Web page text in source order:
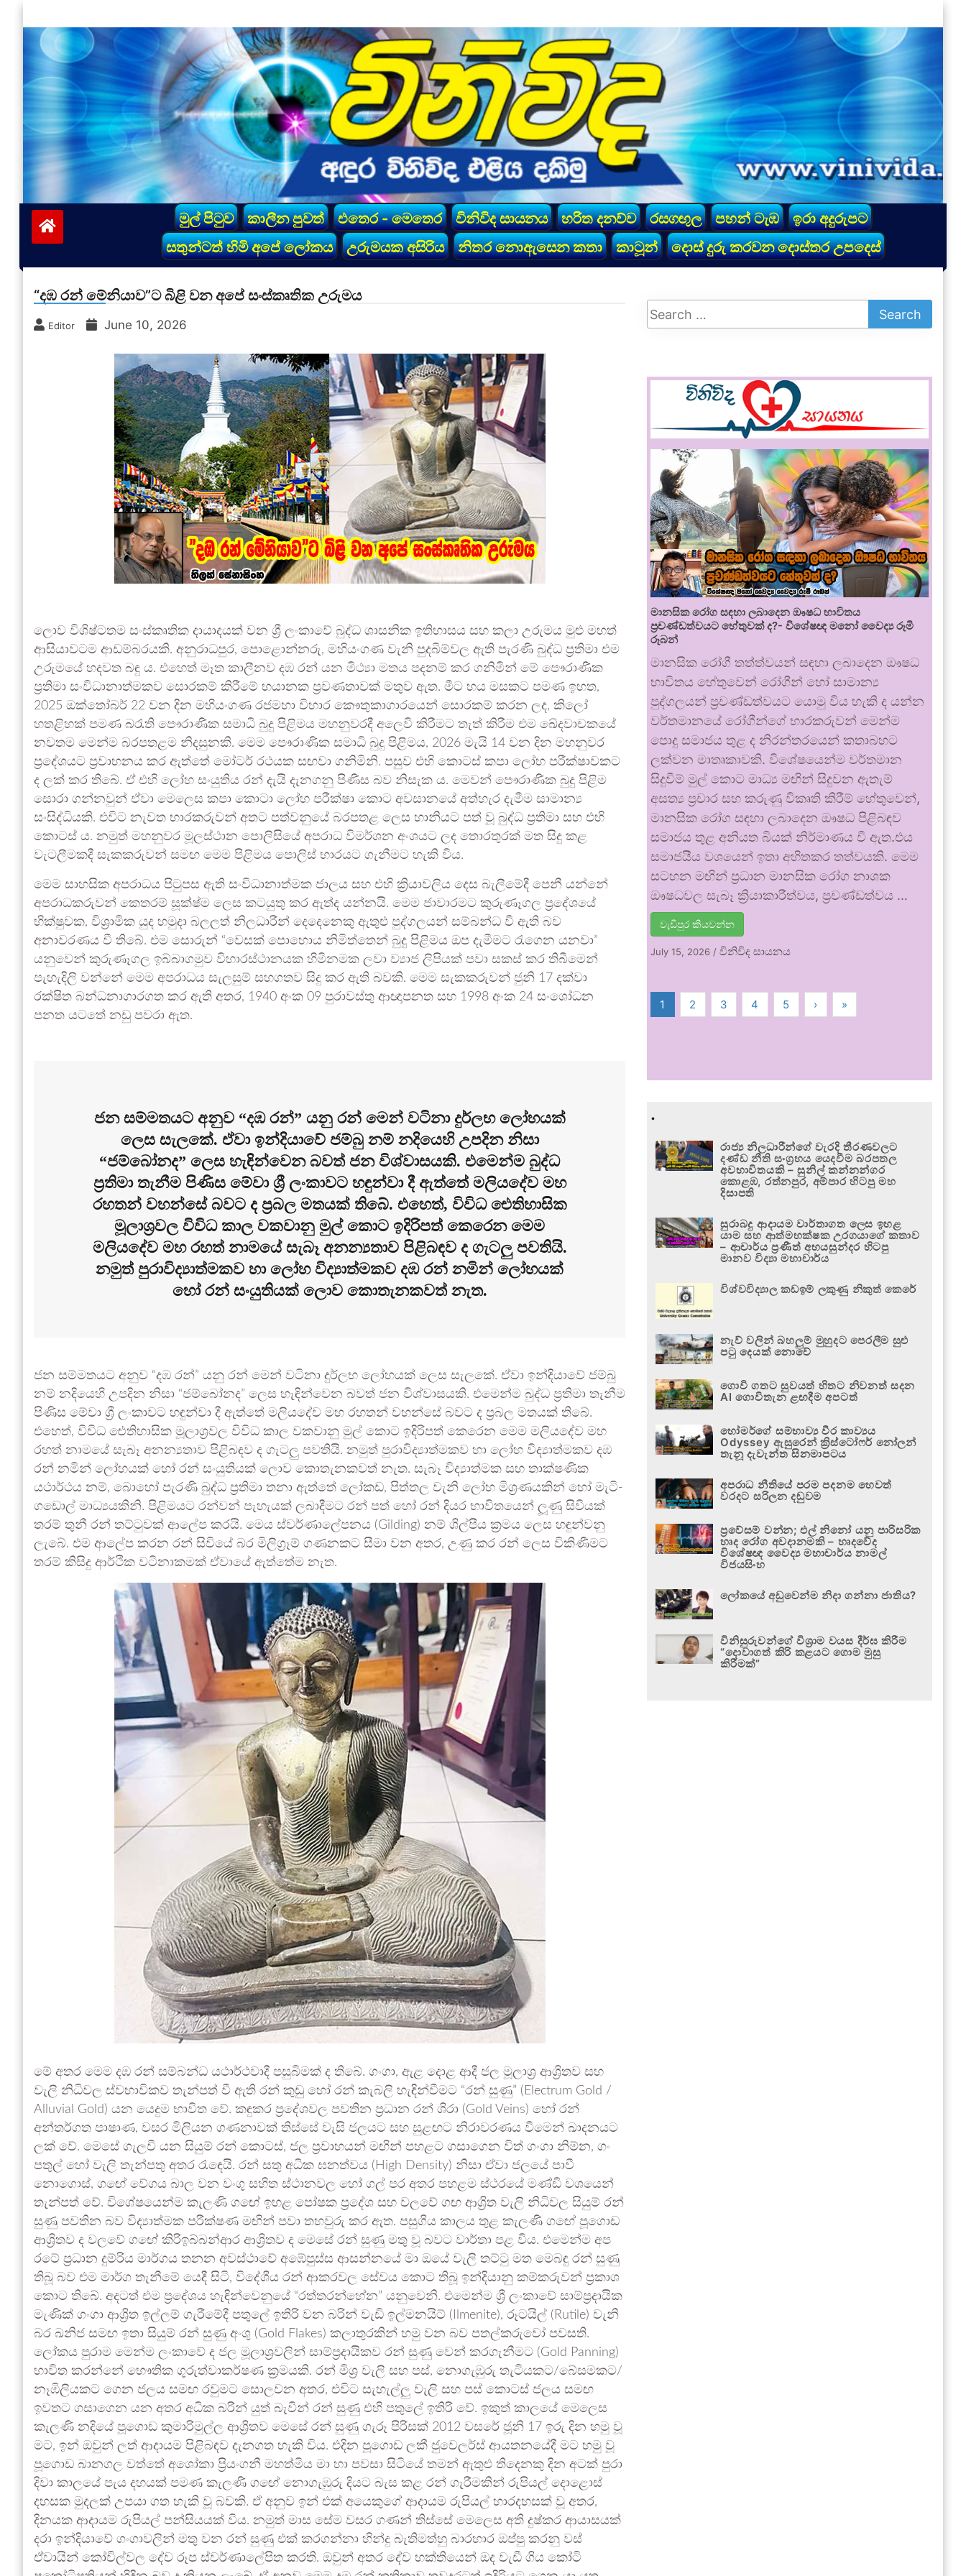
to
content
vinivida.lk
මුල් පිටුව කාලීන පුවත් එතෙර - මෙතෙර විනිවිද සායනය හරිත දනව්ව රසගඟුල පහන් ටැඹ
ඉරා අදුරුපට
සතුන්ටත් හිමි අපේ ලෝකය
උරුමයක අසිරිය නිතර නොඇසෙන කතා කාටූන් දොස් දුරු කරවන දොස්තර උපදෙස්
“දඹ රන් මේනියාව”ට බිළි වන අපේ සංස්කෘතික උරුමය
Editor June 10, 2026
ලොව විශිෂ්ටතම සංස්කෘතික දායාදයක් වන ශ්‍රී ලංකාවේ බුද්ධ ශාසනික ඉතිහාසය සහ කලා උරුමය මුළු මහත්
ආසියාවටම ආඩම්බරයකි. අනුරාධපුර, පොළොන්නරු, මහියංගණ වැනි පුදබිම්වල ඇති පැරණි බුද්ධ ප්‍රතිමා එම
උරුමයේ හදවත බඳු ය. එහෙත් මෑත කාලීනව දඹ රන් යන මිථ්‍යා මතය පදනම් කර ගනිමින් මේ පෞරාණික
ප්‍රතිමා සංවිධානාත්මකව සොරකම් කිරීමේ භයානක ප්‍රවණතාවක් මතුව ඇත. මීට හය මසකට පමණ ඉහත,
2025 ඔක්තෝබර් 22 වන දින මහියංගණ රජමහා විහාර කෞතුකාගාරයෙන් සොරකම් කරන ලද, කිලෝ
හතළිහක් පමණ බරැති පෞරාණික සමාධි බුදු පිළිමය මහනුවරදී අලෙවි කිරීමට තැත් කිරීම එම ඛේදවාචකයේ
නවතම මෙන්ම බරපතළම නිදසුනකි. මෙම පෞරාණික සමාධි බුදු පිළිමය, 2026 මැයි 14 වන දින මහනුවර
ප්‍රදේශයට ප්‍රවාහනය කර ඇත්තේ මෝටර් රථයක සඟවා ගනිමිනි. පසුව එහි කොටස් කපා ලෝහ පරීක්ෂාවකට
ද ලක් කර තිබේ. ඒ එහි ලෝහ සංයුතිය රන් දැයි දැනගනු පිණිස බව නිසැක ය. මෙවන් පෞරාණික බුදු පිළිම
සොරා ගන්නවුන් ඒවා මෙලෙස කපා කොටා ලෝහ පරීක්ෂා කොට අවසානයේ අත්හැර දැමීම සාමාන්‍ය
සංසිද්ධියකි. එවිට නැවත භාරකරුවන් අතට පත්වනුයේ බරපතළ ලෙස හානියට පත් වූ බුද්ධ ප්‍රතිමා සහ එහි
කොටස් ය. නමුත් මහනුවර මූලස්ථාන පොලිසියේ අපරාධ විමර්ශන අංශයට ලද තොරතුරක් මත සිදු කළ
වැටලීමකදී සැකකරුවන් සමඟ මෙම පිළිමය පොලිස් භාරයට ගැනීමට හැකි විය.
මෙම සාහසික අපරාධය පිටුපස ඇති සංවිධානාත්මක ජාලය සහ එහි ක්‍රියාවලිය දෙස බැලීමේදී පෙනී යන්නේ
අපරාධකරුවන් කෙතරම් සූක්ෂ්ම ලෙස කටයුතු කර ඇත්ද යන්නයි. මෙම ජාවාරමට කුරුණෑගල ප්‍රදේශයේ
භික්ෂුවක, විශ්‍රාමික යුද හමුදා බලලත් නිලධාරීන් දෙදෙනෙකු ඇතුළු පුද්ගලයන් සම්බන්ධ වී ඇති බව
අනාවරණය වී තිබේ. එම සොරුන් “වෙසක් පොහොය නිමිත්තෙන් බුදු පිළිමය ඔප දැමීමට රැගෙන යනවා”
යනුවෙන් කුරුණෑගල ඉබ්බාගමුව විහාරස්ථානයක හිමිනමක ලවා ව්‍යාජ ලිපියක් පවා සකස් කර තිබීමෙන්
පැහැදිලි වන්නේ මෙම අපරාධය සැලසුම් සහගතව සිදු කර ඇති බවකි. මෙම සැකකරුවන් ජුනි 17 දක්වා
රක්ෂිත බන්ධනාගාරගත කර ඇති අතර, 1940 අංක 09 පුරාවස්තු ආඥාපනත සහ 1998 අංක 24 සංශෝධන
පනත යටතේ නඩු පවරා ඇත.
ජන සම්මතයට අනුව “දඹ රන්” යනු රන් මෙන් වටිනා දුර්ලභ ලෝහයක්
ලෙස සැලකේ. ඒවා ඉන්දියාවේ ජම්බු නම් නදියෙහි උපදින නිසා
“ජම්බෝනද” ලෙස හැඳින්වෙන බවත් ජන විශ්වාසයකි. එමෙන්ම බුද්ධ
ප්‍රතිමා තැනීම පිණිස මේවා ශ්‍රී ලංකාවට හඳුන්වා දී ඇත්තේ මලියදේව මහ
රහතන් වහන්සේ බවට ද ප්‍රබල මතයක් තිබේ. එහෙත්, විවිධ ඓතිහාසික
මූලාශ්‍රවල විවිධ කාල වකවානු මුල් කොට ඉදිරිපත් කෙරෙන මෙම
මලියදේව මහ රහත් නාමයේ සැබෑ අනන්‍යතාව පිළිබඳව ද ගැටලු පවතියි.
නමුත් පුරාවිද්‍යාත්මකව හා ලෝහ විද්‍යාත්මකව දඹ රන් නමින් ලෝහයක්
හෝ රන් සංයුතියක් ලොව කොතැනකවත් නැත.
ජන සම්මතයට අනුව “දඹ රන්” යනු රන් මෙන් වටිනා දුර්ලභ ලෝහයක් ලෙස සැලකේ. ඒවා ඉන්දියාවේ ජම්බු
නම් නදියෙහි උපදින නිසා “ජම්බෝනද” ලෙස හැඳින්වෙන බවත් ජන විශ්වාසයකි. එමෙන්ම බුද්ධ ප්‍රතිමා තැනීම
පිණිස මේවා ශ්‍රී ලංකාවට හඳුන්වා දී ඇත්තේ මලියදේව මහ රහතන් වහන්සේ බවට ද ප්‍රබල මතයක් තිබේ.
එහෙත්, විවිධ ඓතිහාසික මූලාශ්‍රවල විවිධ කාල වකවානු මුල් කොට ඉදිරිපත් කෙරෙන මෙම මලියදේව මහ
රහත් නාමයේ සැබෑ අනන්‍යතාව පිළිබඳව ද ගැටලු පවතියි. නමුත් පුරාවිද්‍යාත්මකව හා ලෝහ විද්‍යාත්මකව දඹ
රන් නමින් ලෝහයක් හෝ රන් සංයුතියක් ලොව කොතැනකවත් නැත. සැබෑ විද්‍යාත්මක සහ තාක්ෂණික
යථාර්ථය නම්, බොහෝ පැරණි බුද්ධ ප්‍රතිමා තනා ඇත්තේ ලෝකඩ, පිත්තල වැනි ලෝහ මිශ්‍රණයකින් හෝ මැටි-
ගඩොල් මාධ්‍යයකිනි. පිළිමයට රන්වන් පැහැයක් ලබාදීමට රන් පත් හෝ රන් දියර භාවිතයෙන් ලූණු සිවියක්
තරම් තුනී රන් තට්ටුවක් ආලේප කරයි. මෙය ස්වර්ණාලේපනය (Gilding) නම් ශිල්පීය ක්‍රමය ලෙස හඳුන්වනු
ලැබේ. එම ආලේප කරන රන් සිවියේ බර මිලිග්‍රෑම් ගණනකට සීමා වන අතර, උණු කර රන් ලෙස විකිණීමට
තරම් කිසිදු ආර්ථික වටිනාකමක් ඒවායේ ඇත්තේම නැත.
මේ අතර මෙම දඹ රන් සම්බන්ධ යථාර්ථවාදී පසුබිමක් ද තිබේ. ගංගා, ඇළ දොළ ආදී ජල මූලාශ්‍ර ආශ්‍රිතව සහ
වැලි නිධිවල ස්වභාවිකව තැන්පත් වී ඇති රන් කුඩු හෝ රන් කැබලි හැඳින්වීමට “රන් සුණු” (Electrum Gold /
Alluvial Gold) යන යෙදුම භාවිත වේ. කඳුකර ප්‍රදේශවල පවතින ප්‍රධාන රන් ශිරා (Gold Veins) හෝ රන්
අන්තර්ගත පාෂාණ, වසර මිලියන ගණනාවක් තිස්සේ වැසි ජලයට සහ සුළඟට නිරාවරණය වීමෙන් ඛාදනයට
ලක් වේ. මෙසේ ගැලවී යන සියුම් රන් කොටස්, ජල ප්‍රවාහයන් මඟින් පහළට ගසාගෙන විත් ගංගා නිම්න, ගං
පතුල් හෝ වැලි තැන්පතු අතර රැඳෙයි. රන් සතු අධික ඝනත්වය (High Density) නිසා ඒවා ජලයේ පාවී
නොගොස්, ගඟේ වේගය බාල වන වංගු සහිත ස්ථානවල හෝ ගල් පර අතර පහළම ස්ථරයේ මණ්ඩි වශයෙන්
තැන්පත් වේ. විශේෂයෙන්ම කැලණි ගඟේ ඉහළ පෝෂක ප්‍රදේශ සහ වලවේ ගඟ ආශ්‍රිත වැලි නිධිවල සියුම් රන්
සුණු පවතින බව විද්‍යාත්මක පරීක්ෂණ මඟින් පවා තහවුරු කර ඇත. පසුගිය කාලය තුළ කැලණි ගඟේ පූගොඩ
ආශ්‍රිතව ද වලවේ ගඟේ කිරිඉබ්බන්ආර ආශ්‍රිතව ද මෙසේ රන් සුණු මතු වූ බවට වාර්තා පළ විය. එමෙන්ම අප
රටේ ප්‍රධාන දුම්රිය මාර්ගය තනන අවස්ථාවේ අඹේපුස්ස ආසන්නයේ මා ඔයේ වැලි තට්ටු මත මෙබඳු රන් සුණු
තිබූ බව එම මාර්ග තැනීමේ යෙදී සිටි, විදේශීය රන් ආකරවල සේවය කොට තිබූ ඉන්දියානු කම්කරුවන් ප්‍රකාශ
කොට තිබේ. අදටත් එම ප්‍රදේශය හැඳින්වෙනුයේ “රත්තරන්හේන” යනුවෙනි. එමෙන්ම ශ්‍රී ලංකාවේ සාම්ප්‍රදායික
මැණික් ගංගා ආශ්‍රිත ඉල්ලම් ගැරීමේදී පතුලේ ඉතිරි වන බරින් වැඩි ඉල්මනයිට් (Ilmenite), රූටයිල් (Rutile) වැනි
බර ඛනිජ සමඟ ඉතා සියුම් රන් සුණු අංශු (Gold Flakes) කලාතුරකින් හමු වන බව පතල්කරුවෝ පවසති.
ලෝකය පුරාම මෙන්ම ලංකාවේ ද ජල මූලාශ්‍රවලින් සාම්ප්‍රදායිකව රන් සුණු වෙන් කරගැනීමට (Gold Panning)
භාවිත කරන්නේ භෞතික ගුරුත්වාකර්ෂණ ක්‍රමයකි. රන් මිශ්‍ර වැලි සහ පස්, නොගැඹුරු තැටියකට/බේසමකට/
නෑඹිලියකට ගෙන ජලය සමඟ රවුමට සොලවන අතර, එවිට සැහැල්ලු වැලි සහ පස් කොටස් ජලය සමඟ
ඉවතට ගසාගෙන යන අතර අධික බරින් යුත් බැවින් රන් සුණු එහි පතුලේ ඉතිරි වේ. ඉකුත් කාලයේ මෙලෙස
කැලණි නදියේ පූගොඩ කුමාරිමුල්ල ආශ්‍රිතව මෙසේ රන් සුණු ගැරූ පිරිසක් 2012 වසරේ ජූනි 17 ඉරු දින හමු වූ
මට, ඉන් ඔවුන් ලත් ආදායම පිළිබඳව දැනගත හැකි විය. එදින පූගොඩ ලකී ජුවෙලර්ස් ආයතනයේදී මට හමු වූ
පූගොඩ බානගල වත්තේ අශෝකා ප්‍රියංගනී මහත්මිය මා හා පවසා සිටියේ තමන් ඇතුළු තිදෙනකු දින අටක් පුරා
දිවා කාලයේ පැය දහයක් පමණ කැලණි ගඟේ නොගැඹුරු දියට බැස කළ රන් ගැරීමකින් රුපියල් දොළොස්
දහසක මුදලක් උපයා ගත හැකි වූ බවකි. ඒ අනුව ඉන් එක් අයෙකුගේ ආදායම රුපියල් හාරදහසක් වූ අතර,
දිනයක ආදායම රුපියල් පන්සියයක් විය. නමුත් මාස සේම වසර ගණන් තිස්සේ මෙලෙස අති දුෂ්කර ආයාසයක්
දරා ඉන්දියාවේ ගංගාවලින් මතු වන රන් සුණු එක් කරගන්නා හින්දු බැතිමත්හු බාරහාර ඔප්පු කරනු වස්
ඒවායින් කෝවිල්වල දේව රූප ස්වර්ණාලේපිත කරති. ඔවුන් අතර දේව භක්තියෙන් ඔද වැඩී ගිය කෝටි
මානසික රෝග සඳහා ලබාදෙන ඖෂධ භාවිතය
ප්‍රචණ්ඩත්වයට හේතුවක් ද?- විශේෂඥ මනෝ වෛද්‍ය රූමි
රූබන්
මානසික රෝගී තත්ත්වයන් සඳහා ලබාදෙන ඖෂධ
භාවිතය හේතුවෙන් රෝගීන් හෝ සාමාන්‍ය
පුද්ගලයන් ප්‍රචණ්ඩත්වයට යොමු විය හැකි ද යන්න
වර්තමානයේ රෝගීන්ගේ භාරකරුවන් මෙන්ම
පොදු සමාජය තුළ ද නිරන්තරයෙන් කතාබහට
ලක්වන මාතෘකාවකි. විශේෂයෙන්ම වර්තමාන
සිදුවීම් මුල් කොට මාධ්‍ය මඟින් සිදුවන ඇතැම්
අසත්‍ය ප්‍රචාර සහ කරුණු විකෘති කිරීම් හේතුවෙන්,
මානසික රෝග සඳහා ලබාදෙන ඖෂධ පිළිබඳව
සමාජය තුළ අනියත බියක් නිර්මාණය වී ඇත.එය
සමාජයීය වශයෙන් ඉතා අහිතකර තත්වයකි. මෙම
සටහන මඟින් ප්‍රධාන මානසික රෝග නාශක
ඖෂධවල සැබෑ ක්‍රියාකාරීත්වය, ප්‍රචණ්ඩත්වය …
වැඩිපුර කියවන්න
July 15, 2026 /විනිවිද සායනය
1 2 3 4 5 › »
.
රාජ්‍ය නිලධාරීන්ගේ වැරදි තීරණවලට
දණ්ඩ නීති සංග්‍රහය යෙදවීම බරපතල
අවභාවිතයකි – සුනිල් කන්නන්ගර
කොළඹ, රත්නපුර, අම්පාර හිටපු මහ
දිසාපති
සුරාබදු ආදායම වාර්තාගත ලෙස ඉහළ
යාම සහ ආත්මභක්ෂක උරගයාගේ කතාව
– ආචාර්ය ප්‍රණීත් අභයසුන්දර හිටපු
මානව විද්‍යා මහාචාර්ය
විශ්වවිද්‍යාල කඩඉම් ලකුණු නිකුත් කෙරේ
නැව් වලින් බහලුම් මුහුදට පෙරලීම සුළු
පටු දෙයක් නොවේ
ගොවි ගතට සුවයත් හිතට නිවනත් සදන
AI ගොවිතැන ළඟදීම අපටත්
හෝමර්ගේ සම්භාව්‍ය වීර කාව්‍යය
Odyssey ඇසුරෙන් ක්‍රිස්ටෝෆර් නෝලන්
තැනූ දැවැන්ත සිනමාපටය
අපරාධ නීතියේ පරම පදනම හෙවත්
වරදට සරිලන දඬුවම
ප්‍රවේසම් වන්න; එල් නිනෝ යනු පාරිසරික
හෘද රෝග අවදානමකි – හෘදවේද
විශේෂඥ වෛද්‍ය මහාචාර්ය නාමල්
විජයසිංහ
ලෝකයේ අඩුවෙන්ම නිදා ගන්නා ජාතිය?
විනිසුරුවන්ගේ විශ්‍රාම වයස දීර්ඝ කිරීම
“දොවාගත් කිරි කළයට ගොම මුසු
කිරීමක්”